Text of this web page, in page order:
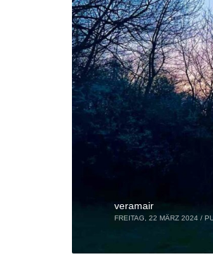
veramair
FREITAG, 22 MÄRZ 2024 /